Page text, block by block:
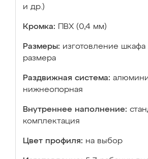
и др.)
Кромка: ПВХ (0,4 мм)
Размеры: изготовление
размера
Раздвижная система:
нижнеопорная
Внутреннее наполнение:
комплектация
Цвет профиля: на выбор